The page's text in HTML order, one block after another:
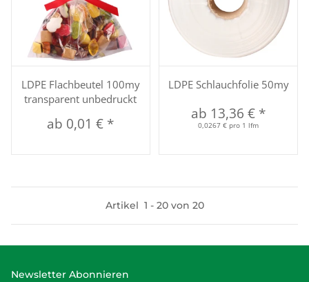
LDPE Flachbeutel 100my
transparent unbedruckt
ab 0,01 € *
LDPE Schlauchfolie 50my
ab 13,36 € *
0,0267 € pro 1 lfm
Artikel 1 - 20von 20
Newsletter Abonnieren